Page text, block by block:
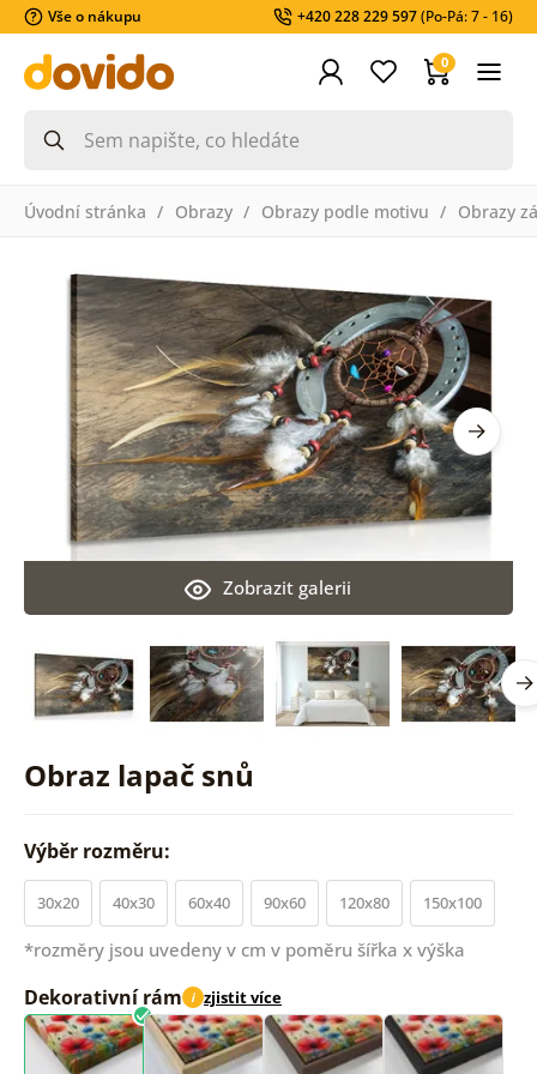
Vše o nákupu +420 228 229 597(Po-Pá: 7 - 16)
0
Úvodní stránka Obrazy Obrazy podle motivu Obrazy
Obraz lapač snů
Zobrazit galerii
Výběr rozměru:
30x20 40x30 60x40 90x60 120x80 150x100
*rozměry jsou uvedeny v cm v poměru šířka x výška
Dekorativní rám i zjistit více